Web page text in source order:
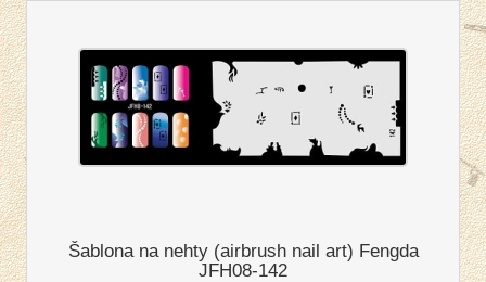
Šablona na nehty (airbrush nail art) Fengda
JFH08-142